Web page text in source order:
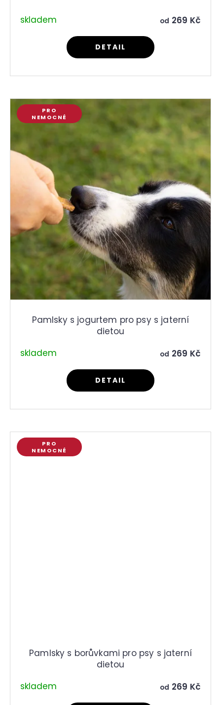
skladem od 269 Kč
DETAIL
PRO
NEMOCNÉ
Pamlsky s jogurtem pro psy s jaterní
dietou
skladem
od 269 Kč
DETAIL
PRO
NEMOCNÉ
Pamlsky s borůvkami pro psy s jaterní
dietou
skladem
od 269 Kč